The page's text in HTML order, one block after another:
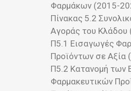
Φαρμάκων (2015-
Πίνακας 5.2
Αγοράς του
Π5.1 Εισαγωγές
Προϊόντων σε Αξία
Π5.2 Κατανομή των
Φαρμακευτικών